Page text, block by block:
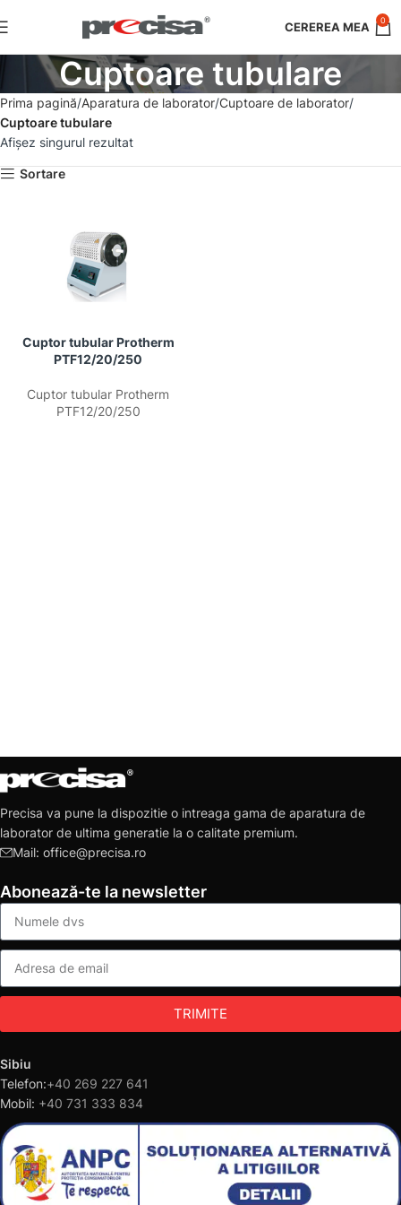
0
Cuptoare tubulare
Prima pagină Aparatura de laborator Cuptoare de laborator
Cuptoare tubulare
Afișez singurul rezultat
Sortare
Cuptor tubular Protherm
PTF12/20/250
Cuptor tubular Protherm
PTF12/20/250
Precisa va pune la dispozitie o intreaga gama de aparatura de
laborator de ultima generatie la o calitate premium.
Mail: office@precisa.ro
Abonează-te la newsletter
TRIMITE
Sibiu
Telefon:+40 269 227 641
Mobil: +40 731 333 834